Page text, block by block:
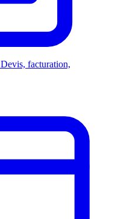
Devis, facturation,